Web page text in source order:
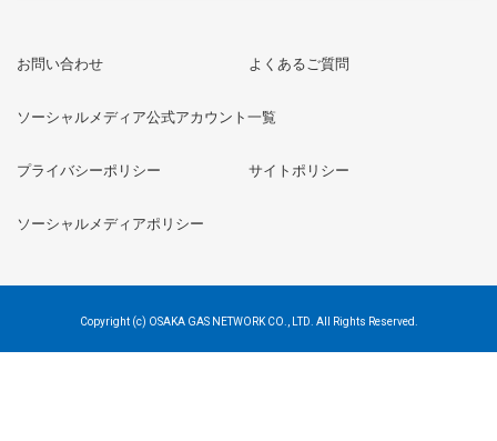
お問い合わせ よくあるご質問
ソーシャルメディア公式アカウント一覧
プライバシーポリシー サイトポリシー
ソーシャルメディアポリシー
Copyright (c) OSAKA GAS NETWORK CO., LTD. All Rights Reserved.